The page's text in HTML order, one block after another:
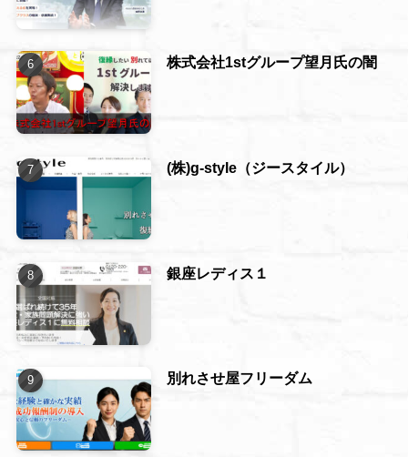
株式会社1stグループ望月氏の闇
(株)g-style（ジースタイル）
銀座レディス１
別れさせ屋フリーダム